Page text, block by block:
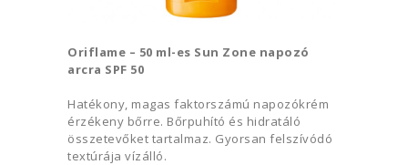
Oriflame – 50 ml-es Sun Zone napozó
arcra SPF 50
Hatékony, magas faktorszámú napozókrém
érzékeny bőrre. Bőrpuhító és hidratáló
összetevőket tartalmaz. Gyorsan felszívódó
textúrája vízálló.